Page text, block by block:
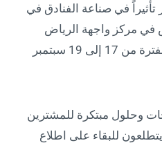
الأكثر تأثيراً في صناعة الفنادق في
في مركز واجهة الرياض
للمعارض والمؤتمرات خلال الفترة من 17 إلى 19 سبتمبر
وحلول مبتكرة للمشترين
يتطلعون للبقاء على اطلاع